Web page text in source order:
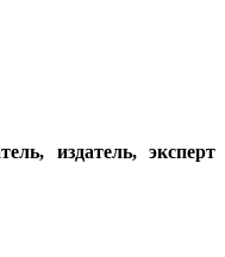
издатель, эксперт